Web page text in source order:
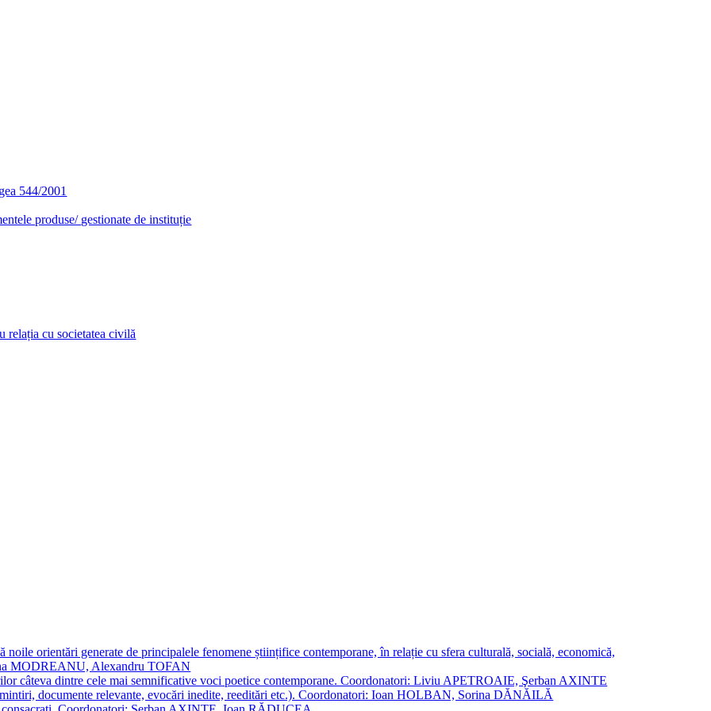
544/2001
produse/ gestionate de instituție
relația cu societatea civilă
noile orientări generate de principalele fenomene științifice contemporane, în relație cu sfera culturală, socială, economică,
MODREANU, Alexandru TOFAN
câteva dintre cele mai semnificative voci poetice contemporane. Coordonatori: Liviu APETROAIE, Şerban AXINTE
documente relevante, evocări inedite, reeditări etc.). Coordonatori: Ioan HOLBAN, Sorina DĂNĂILĂ